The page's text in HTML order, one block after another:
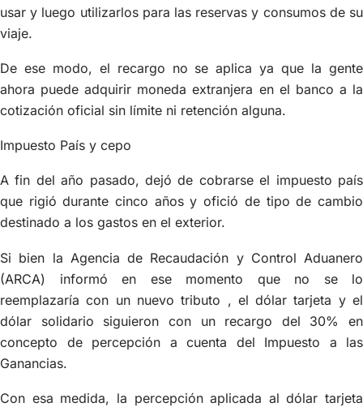
usar y luego utilizarlos para las reservas y consumos de su
viaje.
De ese modo, el recargo no se aplica ya que la gente
ahora puede adquirir moneda extranjera en el banco a la
cotización oficial sin límite ni retención alguna.
Impuesto País y cepo
A fin del año pasado, dejó de cobrarse el impuesto país
que rigió durante cinco años y ofició de tipo de cambio
destinado a los gastos en el exterior.
Si bien la Agencia de Recaudación y Control Aduanero
(ARCA) informó en ese momento que no se lo
reemplazaría con un nuevo tributo , el dólar tarjeta y el
dólar solidario siguieron con un recargo del 30% en
concepto de percepción a cuenta del Impuesto a las
Ganancias.
Con esa medida, la percepción aplicada al dólar tarjeta